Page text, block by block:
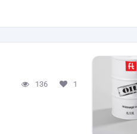
136 1